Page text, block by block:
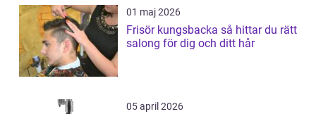
01 maj 2026
Frisör kungsbacka så hittar du rätt
salong för dig och ditt hår
05 april 2026